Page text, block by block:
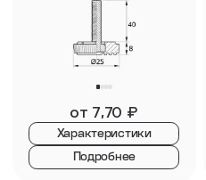
от 7,70 ₽
Характеристики
Подробнее